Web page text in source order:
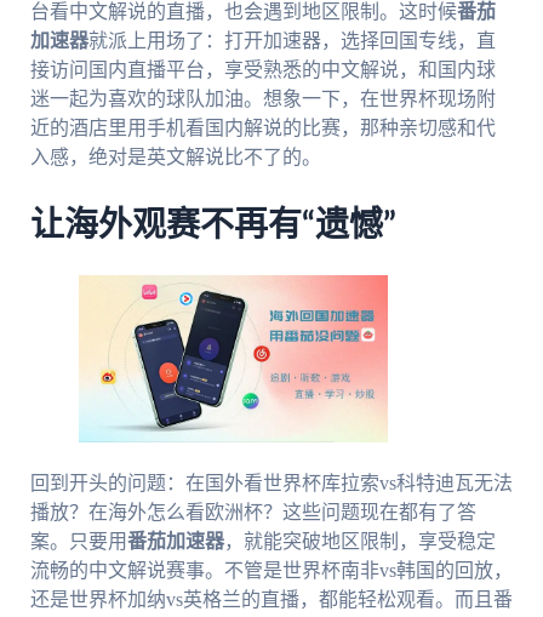
台看中文解说的直播，也会遇到地区限制。这时候番茄
加速器就派上用场了：打开加速器，选择回国专线，直
接访问国内直播平台，享受熟悉的中文解说，和国内球
迷一起为喜欢的球队加油。想象一下，在世界杯现场附
近的酒店里用手机看国内解说的比赛，那种亲切感和代
入感，绝对是英文解说比不了的。
让海外观赛不再有“遗憾”
回到开头的问题：在国外看世界杯库拉索vs科特迪瓦无法
播放？在海外怎么看欧洲杯？这些问题现在都有了答
案。只要用番茄加速器，就能突破地区限制，享受稳定
流畅的中文解说赛事。不管是世界杯南非vs韩国的回放，
还是世界杯加纳vs英格兰的直播，都能轻松观看。而且番